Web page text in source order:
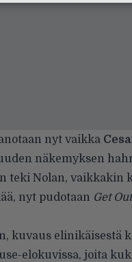
nyt vaikka
näkemyksen
teki Nolan, vaikkakin
nyt pudotaan Get
kuvaus elinikäisestä
elokuvissa, joita